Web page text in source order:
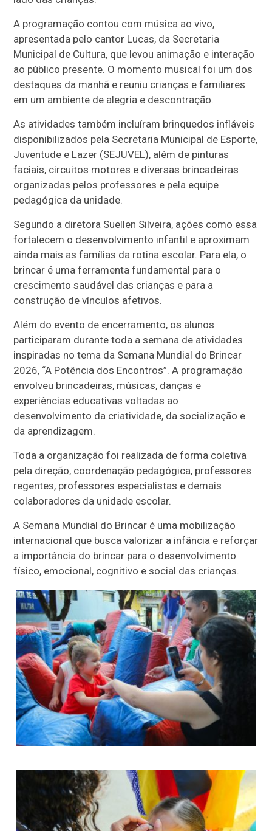
A programação contou com música ao vivo,
apresentada pelo cantor Lucas, da Secretaria
Municipal de Cultura, que levou animação e interação
ao público presente. O momento musical foi um dos
destaques da manhã e reuniu crianças e familiares
em um ambiente de alegria e descontração.
As atividades também incluíram brinquedos infláveis
disponibilizados pela Secretaria Municipal de Esporte,
Juventude e Lazer (SEJUVEL), além de pinturas
faciais, circuitos motores e diversas brincadeiras
organizadas pelos professores e pela equipe
pedagógica da unidade.
Segundo a diretora Suellen Silveira, ações como essa
fortalecem o desenvolvimento infantil e aproximam
ainda mais as famílias da rotina escolar. Para ela, o
brincar é uma ferramenta fundamental para o
crescimento saudável das crianças e para a
construção de vínculos afetivos.
Além do evento de encerramento, os alunos
participaram durante toda a semana de atividades
inspiradas no tema da Semana Mundial do Brincar
2026, “A Potência dos Encontros”. A programação
envolveu brincadeiras, músicas, danças e
experiências educativas voltadas ao
desenvolvimento da criatividade, da socialização e
da aprendizagem.
Toda a organização foi realizada de forma coletiva
pela direção, coordenação pedagógica, professores
regentes, professores especialistas e demais
colaboradores da unidade escolar.
A Semana Mundial do Brincar é uma mobilização
internacional que busca valorizar a infância e reforçar
a importância do brincar para o desenvolvimento
físico, emocional, cognitivo e social das crianças.